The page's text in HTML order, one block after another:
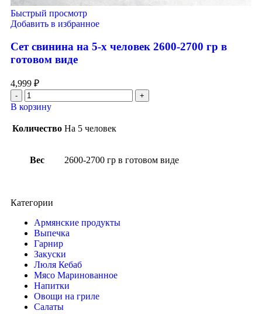
Категории
Армянские продукты
Выпечка
Гарнир
Закуски
Люля Кебаб
Мясо Маринованное
Напитки
Овощи на гриле
Салаты
Быстрый просмотр
Добавить в избранное
Сет свинина на 5-х человек 2600-2700 гр в
готовом виде
4,999 ₽
В корзину
Количество На 5 человек
Вес 2600-2700 гр в готовом виде